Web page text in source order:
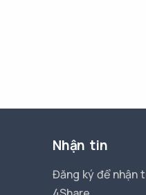
Nhận tin
Đăng ký để nhận